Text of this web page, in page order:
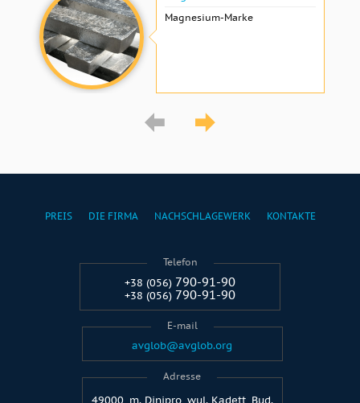
Magnesium-Marke
PREIS DIE FIRMA NACHSCHLAGEWERK KONTAKTE
Telefon
+38 (056) 790-91-90
+38 (056) 790-91-90
E-mail
avglob@avglob.org
Adresse
49000, m. Dinipro, wul. Kadett, Bud.